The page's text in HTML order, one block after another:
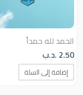
الحمد لله حمداً
2.50 .د.ب
إضافة إلى السلة